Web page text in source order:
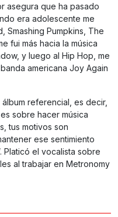
asegura que ha pasado
era adolescente me
Smashing Pumpkins, The
fui más hacia la música
y luego al Hip Hop, me
americana Joy Again
referencial, es decir,
sobre hacer música
tus motivos son
ese sentimiento
Platicó el vocalista sobre
al trabajar en Metronomy